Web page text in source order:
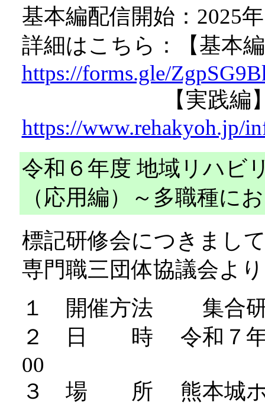
基本編配信開始：2025
詳細はこちら：【基本
https://forms.gle/
【実践編
https://www.rehakyoh.jp/
令和６年度 地域リハビ
（応用編）～多職種に
標記研修会につきまし
専門職三団体協議会よ
１ 開催方法 集合研
２ 日 時 令和７年１
00
３ 場 所 熊本城ホー